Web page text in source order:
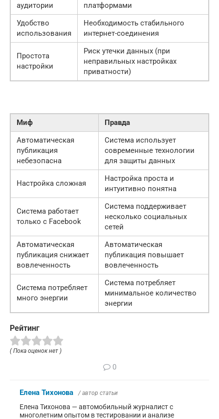
аудитории
платформами
Удобство
использования
Необходимость стабильного
интернет-соединения
Простота
настройки
Риск утечки данных (при
неправильных настройках
приватности)
Миф
Правда
Автоматическая
публикация
небезопасна
Система использует
современные технологии
для защиты данных
Настройка сложная
Настройка проста и
интуитивно понятна
Система работает
только с Facebook
Система поддерживает
несколько социальных
сетей
Автоматическая
публикация снижает
вовлеченность
Автоматическая
публикация повышает
вовлеченность
Система потребляет
много энергии
Система потребляет
минимальное количество
энергии
Рейтинг
( Пока оценок нет )
0
Елена Тихонова / автор статьи
Елена Тихонова — автомобильный журналист с
многолетним опытом в тестировании и анализе